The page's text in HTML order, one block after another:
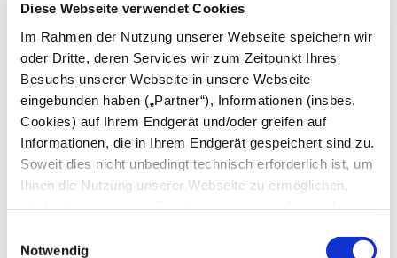
Diese Webseite verwendet Cookies
Im Rahmen der Nutzung unserer Webseite speichern wir
oder Dritte, deren Services wir zum Zeitpunkt Ihres
Besuchs unserer Webseite in unsere Webseite
eingebunden haben („Partner“), Informationen (insbes.
Cookies) auf Ihrem Endgerät und/oder greifen auf
Informationen, die in Ihrem Endgerät gespeichert sind zu.
Soweit dies nicht unbedingt technisch erforderlich ist, um
Ihnen die Nutzung unserer Webseite zu ermöglichen,
Erstellung von Statistiken über die Nutzung unserer
Notwendig
Juni
Mai
April
März
Februar
Januar
2024
Dezember
Oktober
August